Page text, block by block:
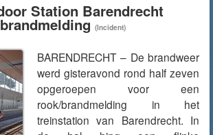
Station Barendrecht
(Incident)
BARENDRECHT – De brandweer
werd gisteravond rond half zeven
opgeroepen voor een
rook/brandmelding in het
treinstation van Barendrecht. In